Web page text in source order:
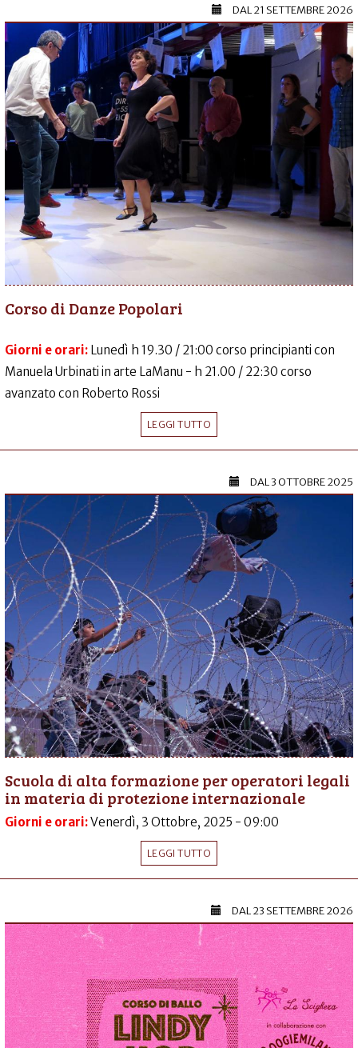
DAL21 SETTEMBRE 2026
Corso di Danze Popolari
Giorni e orari: Lunedì h 19.30 / 21:00 corso principianti con
Manuela Urbinati in arte LaManu - h 21.00 / 22:30 corso
avanzato con Roberto Rossi
LEGGI TUTTO
DAL3 OTTOBRE 2025
Scuola di alta formazione per operatori legali
in materia di protezione internazionale
Giorni e orari:Venerdì, 3 Ottobre, 2025 - 09:00
LEGGI TUTTO
DAL23 SETTEMBRE 2026